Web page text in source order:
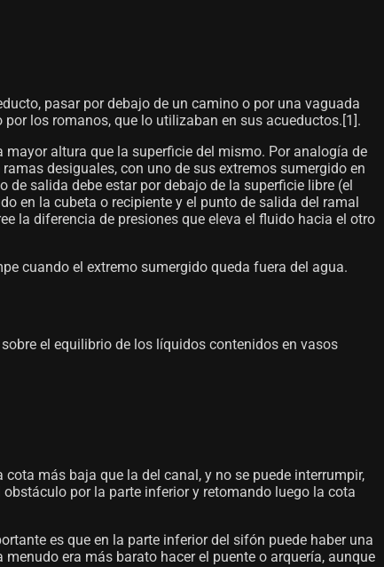
pasar por debajo de un camino o por una vaguada
los romanos, que lo utilizaban en sus acueductos.[1]​.
altura que la superficie del mismo. Por analogía de
desiguales, con uno de sus extremos sumergido en
salida debe estar por debajo de la superficie libre (el
en la cubeta o recipiente y el punto de salida del ramal
la diferencia de presiones que eleva el fluido hacia el otro
cuando el extremo sumergido queda fuera del agua.
el equilibrio de los líquidos contenidos en vasos
más baja que la del canal, y no se puede interrumpir,
por la parte inferior y retomando luego la cota
es que en la parte inferior del sifón puede haber una
era más barato hacer el puente o arquería, aunque